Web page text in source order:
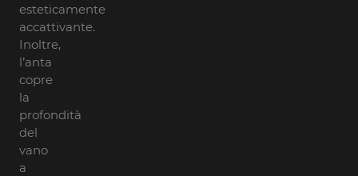
esteticamente
accattivante.
Inoltre,
l’anta
copre
la
profondità
del
vano
a